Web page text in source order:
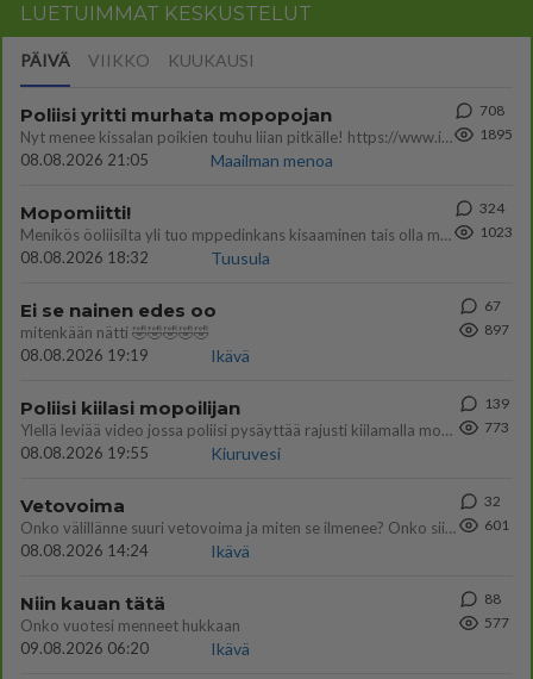
LUETUIMMAT KESKUSTELUT
PÄIVÄ VIIKKO KUUKAUSI
Poliisi yritti murhata mopopojan
Nyt menee kissalan poikien touhu liian pitkälle! https://www.is.fi/kotimaa/art-2000012193221.html Karu video mopomiiti
08.08.2026 21:05
Maailman menoa
708
1895
Mopomiitti!
Menikös öoliisilta yli tuo mppedinkans kisaaminen tais olla melkoinen riski vahigoittaa tarpeettomasti jopa kuolla tuoss
08.08.2026 18:32
Tuusula
324
1023
Ei se nainen edes oo
mitenkään nätti 🤣🤣🤣🤣🤣
08.08.2026 19:19
Ikävä
67
897
Poliisi kiilasi mopoilijan
Ylellä leviää video jossa poliisi pysäyttää rajusti kiilamalla mopo pojan. Toivottavasti poliisi ottaa tuosta mallia myö
08.08.2026 19:55
Kiuruvesi
139
773
Vetovoima
Onko välillänne suuri vetovoima ja miten se ilmenee? Onko siitä haittaa?
08.08.2026 14:24
Ikävä
32
601
Niin kauan tätä
Onko vuotesi menneet hukkaan
09.08.2026 06:20
Ikävä
88
577